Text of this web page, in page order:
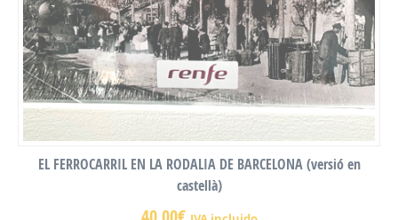
EL FERROCARRIL EN LA RODALIA DE BARCELONA (versió en
castellà)